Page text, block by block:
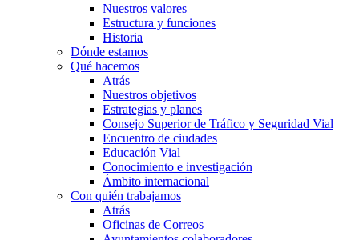
Nuestros valores
Estructura y funciones
Historia
Dónde estamos
Qué hacemos
Atrás
Nuestros objetivos
Estrategias y planes
Consejo Superior de Tráfico y Seguridad Vial
Encuentro de ciudades
Educación Vial
Conocimiento e investigación
Ámbito internacional
Con quién trabajamos
Atrás
Oficinas de Correos